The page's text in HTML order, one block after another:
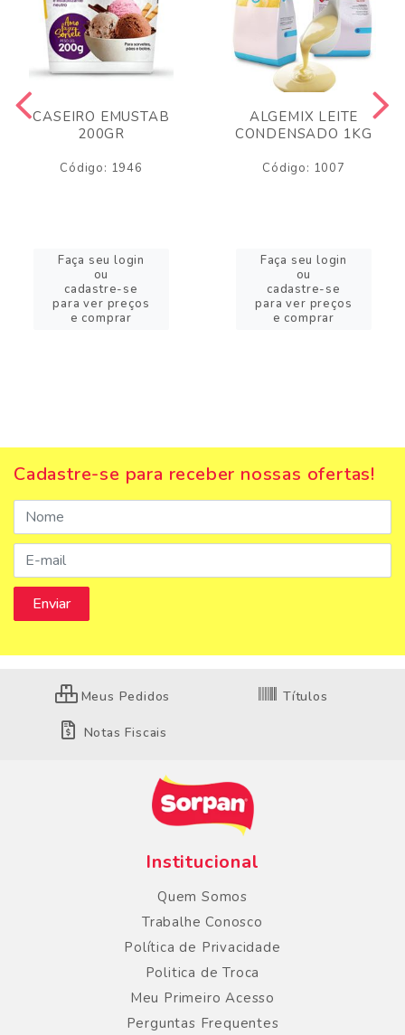
CASEIRO EMUSTAB
200GR
Código: 1946
Faça seu login
ou
cadastre-se
para ver preços
e comprar
ALGEMIX LEITE
CONDENSADO 1KG
Código: 1007
Faça seu login
ou
cadastre-se
para ver preços
e comprar
Cadastre-se para receber nossas ofertas!
Meus Pedidos Títulos
Notas Fiscais
Institucional
Quem Somos
Trabalhe Conosco
Política de Privacidade
Politica de Troca
Meu Primeiro Acesso
Perguntas Frequentes